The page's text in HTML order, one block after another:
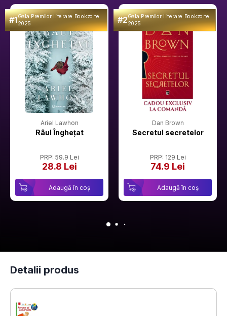
#1Gala Premilor Literare Bookzone
2025
Ariel Lawhon
Râul Înghețat
PRP: 59.9 Lei
28.8 Lei
Adaugă în coș
#2Gala Premilor Literare Bookzone
2025
Dan Brown
Secretul secretelor
PRP: 129 Lei
74.9 Lei
Adaugă în coș
Detalii produs